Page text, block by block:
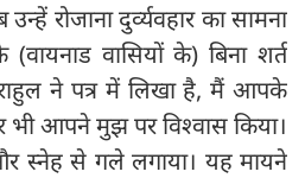
रोजाना दुर्व्यवहार का सामना
वासियों के) बिना शर्त
राहुल ने पत्र में लिखा है, मैं आपके
आपने मुझ पर विश्वास किया।
स्नेह से गले लगाया। यह मायने